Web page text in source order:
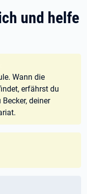
und helfe
Wann die
erfährst du
deiner